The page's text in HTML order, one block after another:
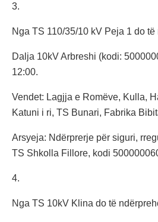
3.
Nga TS 110/35/10 kV Peja 1 do të
Dalja 10kV Arbreshi (kodi:
12:00.
Vendet: Lagjja e Romëve, Kulla,
Katuni i ri, TS Bunari, Fabrika
Arsyeja: Ndërprerje për siguri,
TS Shkolla Fillore, kodi
4.
Nga TS 10kV Klina do të